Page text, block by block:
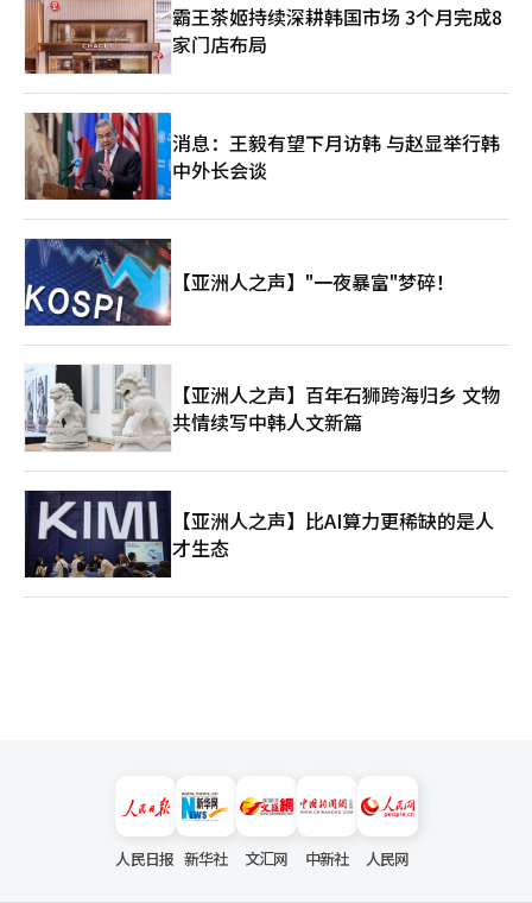
霸王茶姬持续深耕韩国市场 3个月完成8
家门店布局
消息：王毅有望下月访韩 与赵显举行韩
中外长会谈
【亚洲人之声】"一夜暴富"梦碎！
【亚洲人之声】百年石狮跨海归乡 文物
共情续写中韩人文新篇
【亚洲人之声】比AI算力更稀缺的是人
才生态
人民日报 新华社 文汇网 中新社 人民网